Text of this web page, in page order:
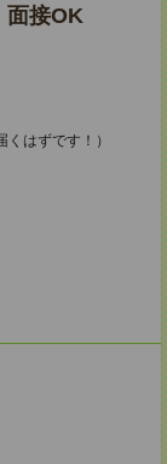
面接OK
はずです！）